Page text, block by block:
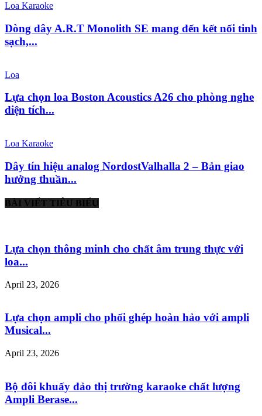
Loa Karaoke
Dòng dây A.R.T Monolith SE mang đến kết nối tinh
sạch,...
Loa
Lựa chọn loa Boston Acoustics A26 cho phòng nghe
diện tích...
Loa Karaoke
Dây tín hiệu analog NordostValhalla 2 – Bản giao
hưởng thuần...
BÀI VIẾT TIÊU BIỂU
Lựa chọn thông minh cho chất âm trung thực với
loa...
April 23, 2026
Lựa chọn ampli cho phối ghép hoàn hảo với ampli
Musical...
April 23, 2026
Bộ đôi khuấy đảo thị trường karaoke chất lượng
Ampli Berase...